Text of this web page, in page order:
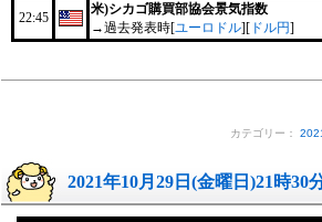
22:45
米)シカゴ購買部協会景気指数
→過去発表時[ユーロドル][ ドル円]
カテゴリー：
2021年10月29日(金曜日)21時